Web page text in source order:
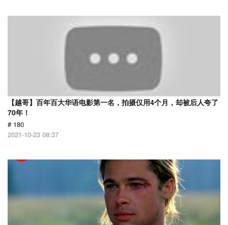
【越哥】百年百大华语电影第一名，拍摄仅用4个月，却被后人夸了
70年！
# 180
2021-10-23 08:37